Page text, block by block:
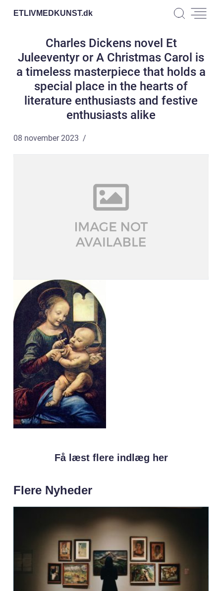
ETLIVMEDKUNST.dk
Charles Dickens novel Et
Juleeventyr or A Christmas Carol is
a timeless masterpiece that holds a
special place in the hearts of
literature enthusiasts and festive
enthusiasts alike
08 november 2023
Få læst flere indlæg her
Flere Nyheder